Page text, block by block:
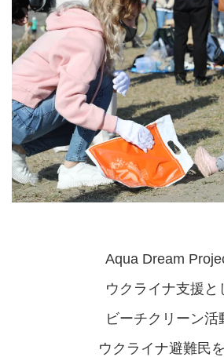
Aqua Dream
ウクライナ支援と
ビーチクリーン活
ウクライナ避難民